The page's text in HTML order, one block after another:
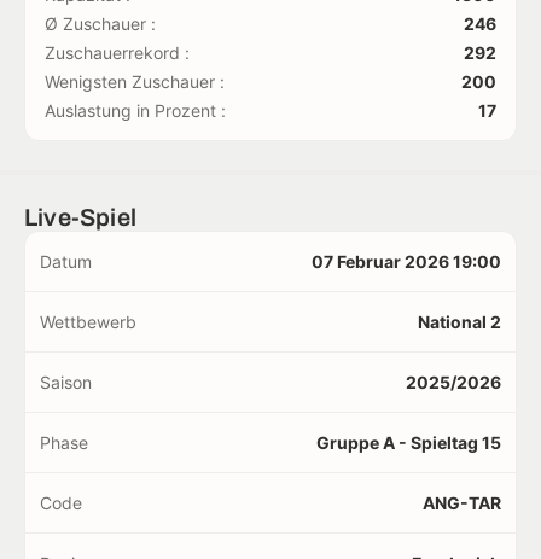
Ø Zuschauer :
246
Zuschauerrekord :
292
Wenigsten Zuschauer :
200
Auslastung in Prozent :
17
Live-Spiel
Datum 07 Februar 2026 19:00
Wettbewerb National 2
Saison 2025/2026
Phase Gruppe A - Spieltag 15
Code ANG-TAR